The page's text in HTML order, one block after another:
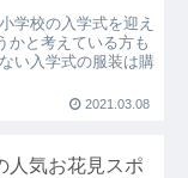
学校の入学式を迎え
かと考えている方も
い入学式の服装は購
2021.03.08
人気お花見スポ